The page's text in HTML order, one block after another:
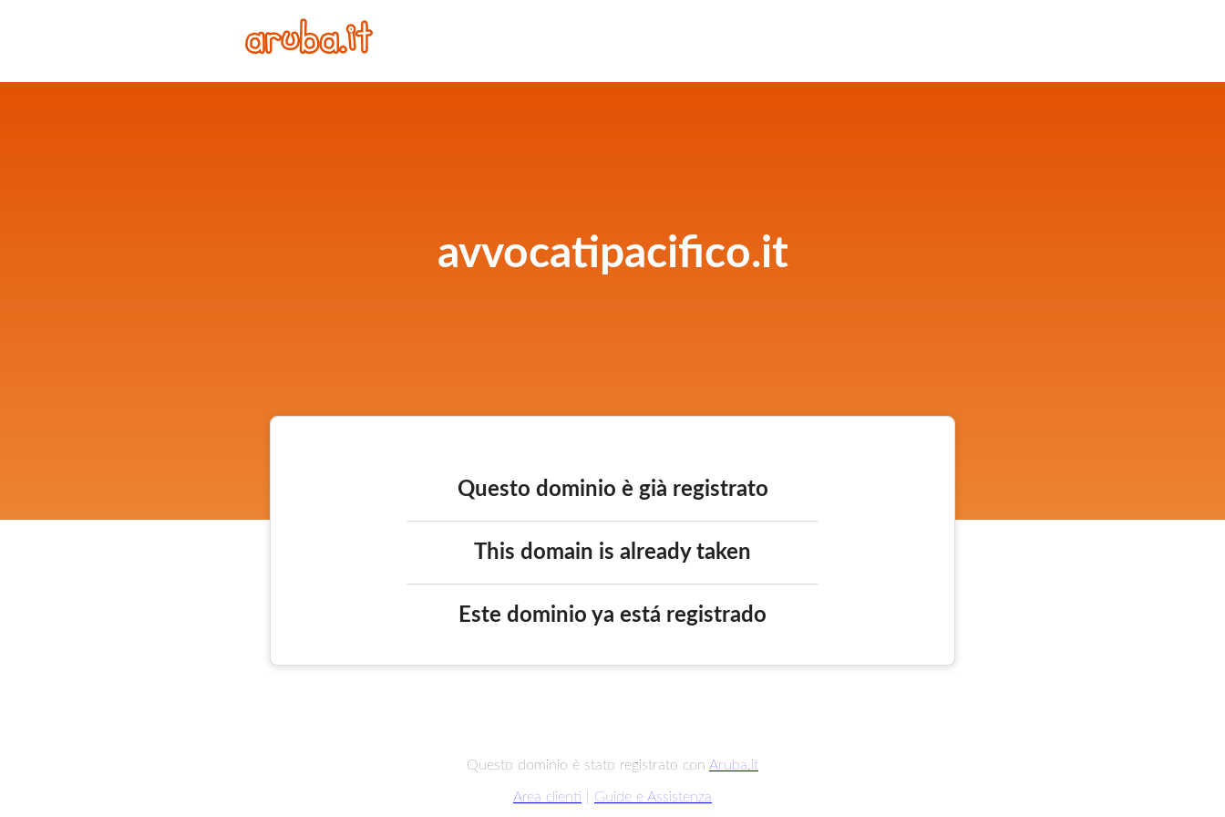
avvocatipacifico.it
Questo dominio è già registrato
This domain is already taken
Este dominio ya está registrado
Questo dominio è stato registrato con Aruba.it
Area clienti Guide e Assistenza